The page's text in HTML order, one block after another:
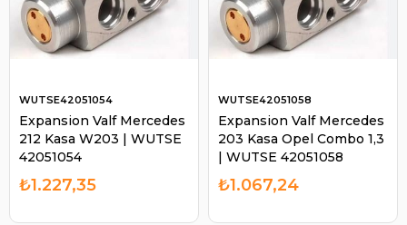
Expansion Valf Mercedes
212 Kasa W203 | WUTSE
42051054
WUTSE42051054
₺1.227,35
Expansion Valf Mercedes
203 Kasa Opel Combo 1,3
| WUTSE 42051058
WUTSE42051058
₺1.067,24